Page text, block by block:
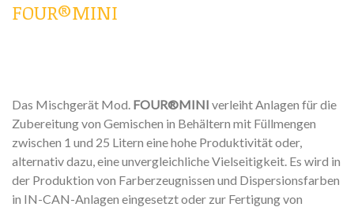
FOUR®MINI
Das Mischgerät Mod. FOUR®MINI verleiht Anlagen für die
Zubereitung von Gemischen in Behältern mit Füllmengen
zwischen 1 und 25 Litern eine hohe Produktivität oder,
alternativ dazu, eine unvergleichliche Vielseitigkeit. Es wird in
der Produktion von Farberzeugnissen und Dispersionsfarben
in IN-CAN-Anlagen eingesetzt oder zur Fertigung von